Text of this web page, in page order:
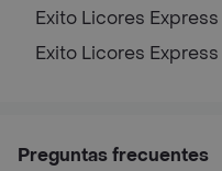
Exito Licores Express
Exito Licores Express
Preguntas frecuentes